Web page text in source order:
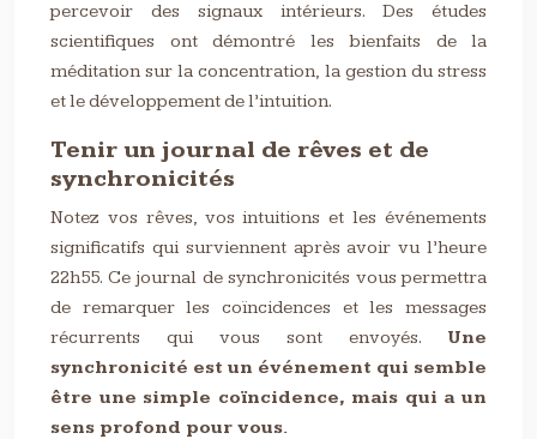
percevoir des signaux intérieurs. Des études
scientifiques ont démontré les bienfaits de la
méditation sur la concentration, la gestion du stress
et le développement de l’intuition.
Tenir un journal de rêves et de
synchronicités
Notez vos rêves, vos intuitions et les événements
significatifs qui surviennent après avoir vu l’heure
22h55. Ce journal de synchronicités vous permettra
de remarquer les coïncidences et les messages
récurrents qui vous sont envoyés. Une
synchronicité est un événement qui semble
être une simple coïncidence, mais qui a un
sens profond pour vous.